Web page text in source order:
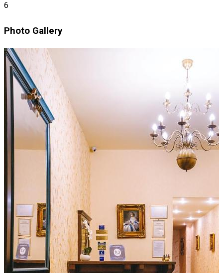
6
Photo Gallery